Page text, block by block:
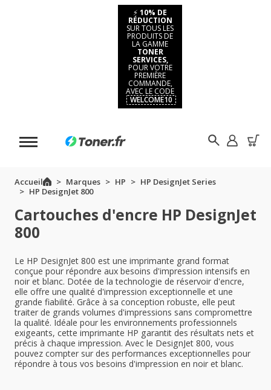
⚡ 10% DE
RÉDUCTION
SUR TOUS LES
PRODUITS DE
LA GAMME
TONER
SERVICES,
POUR VOTRE
PREMIÈRE
COMMANDE,
AVEC LE CODE
WELCOME10
Accueil Marques HP
HP DesignJet Series
HP DesignJet 800
Cartouches d'encre HP DesignJet
800
Le HP DesignJet 800 est une imprimante grand format
conçue pour répondre aux besoins d'impression intensifs en
noir et blanc. Dotée de la technologie de réservoir d'encre,
elle offre une qualité d'impression exceptionnelle et une
grande fiabilité. Grâce à sa conception robuste, elle peut
traiter de grands volumes d'impressions sans compromettre
la qualité. Idéale pour les environnements professionnels
exigeants, cette imprimante HP garantit des résultats nets et
précis à chaque impression. Avec le DesignJet 800, vous
pouvez compter sur des performances exceptionnelles pour
répondre à tous vos besoins d'impression en noir et blanc.